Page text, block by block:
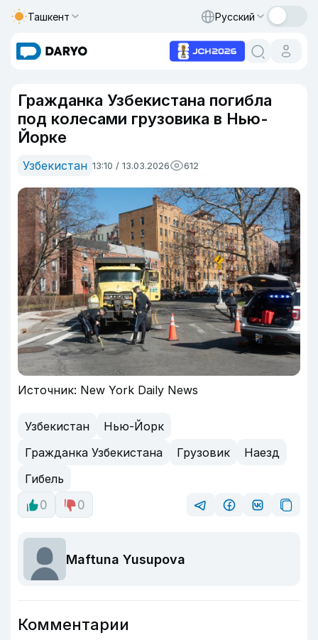
Ташкент Русский
Гражданка Узбекистана погибла
под колесами грузовика в Нью-
Йорке
Узбекистан 13:10 / 13.03.2026 612
Источник: New York Daily News
Узбекистан
Нью-Йорк
Гражданка Узбекистана
Грузовик
Наезд
Гибель
0
0
Maftuna Yusupova
Комментарии